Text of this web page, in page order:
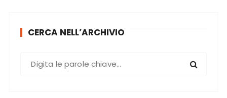
CERCA NELL’ARCHIVIO